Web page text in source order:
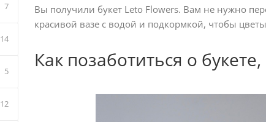
Вы получили букет Leto Flowers. Вам не нужно
красивой вазе с водой и подкормкой, чтобы
Как позаботиться о
7
14
5
12